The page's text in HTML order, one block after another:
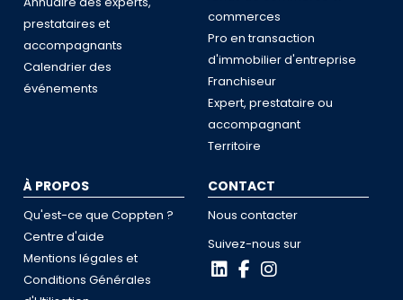
prestataires et
accompagnants
Calendrier des
événements
commerces
Pro en transaction
d'immobilier d'entreprise
Franchiseur
Expert, prestataire ou
accompagnant
Territoire
À PROPOS
Qu'est-ce que Coppten ?
Centre d'aide
Mentions légales et
Conditions Générales
CONTACT
Nous contacter
Suivez-nous sur